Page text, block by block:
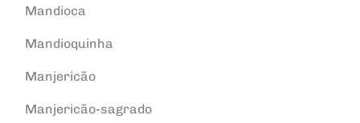
Mandioca
Mandioquinha
Manjericão
Manjericão-sagrado